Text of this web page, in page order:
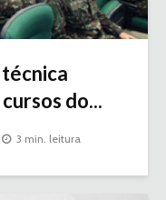
do...
3 min. leitura